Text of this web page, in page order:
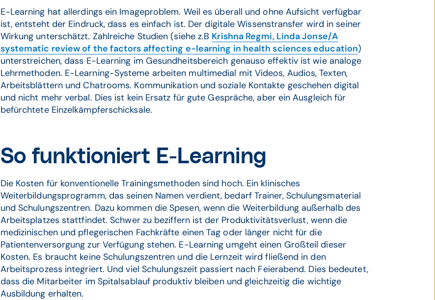
E-Learning hat allerdings ein Imageproblem. Weil es überall und ohne Aufsicht verfügbar
ist, entsteht der Eindruck, dass es einfach ist. Der digitale Wissenstransfer wird in seiner
Wirkung unterschätzt. Zahlreiche Studien (siehe z.B Krishna Regmi, Linda Jonse/A
systematic review of the factors affecting e-learning in health sciences education)
unterstreichen, dass E-Learning im Gesundheitsbereich genauso effektiv ist wie analoge
Lehrmethoden. E-Learning-Systeme arbeiten multimedial mit Videos, Audios, Texten,
Arbeitsblättern und Chatrooms. Kommunikation und soziale Kontakte geschehen digital
und nicht mehr verbal. Dies ist kein Ersatz für gute Gespräche, aber ein Ausgleich für
befürchtete Einzelkämpferschicksale.
So funktioniert E-Learning
Die Kosten für konventionelle Trainingsmethoden sind hoch. Ein klinisches
Weiterbildungsprogramm, das seinen Namen verdient, bedarf Trainer, Schulungsmaterial
und Schulungszentren. Dazu kommen die Spesen, wenn die Weiterbildung außerhalb des
Arbeitsplatzes stattfindet. Schwer zu beziffern ist der Produktivitätsverlust, wenn die
medizinischen und pflegerischen Fachkräfte einen Tag oder länger nicht für die
Patientenversorgung zur Verfügung stehen. E-Learning umgeht einen Großteil dieser
Kosten. Es braucht keine Schulungszentren und die Lernzeit wird fließend in den
Arbeitsprozess integriert. Und viel Schulungszeit passiert nach Feierabend. Dies bedeutet,
dass die Mitarbeiter im Spitalsablauf produktiv bleiben und gleichzeitig die wichtige
Ausbildung erhalten.